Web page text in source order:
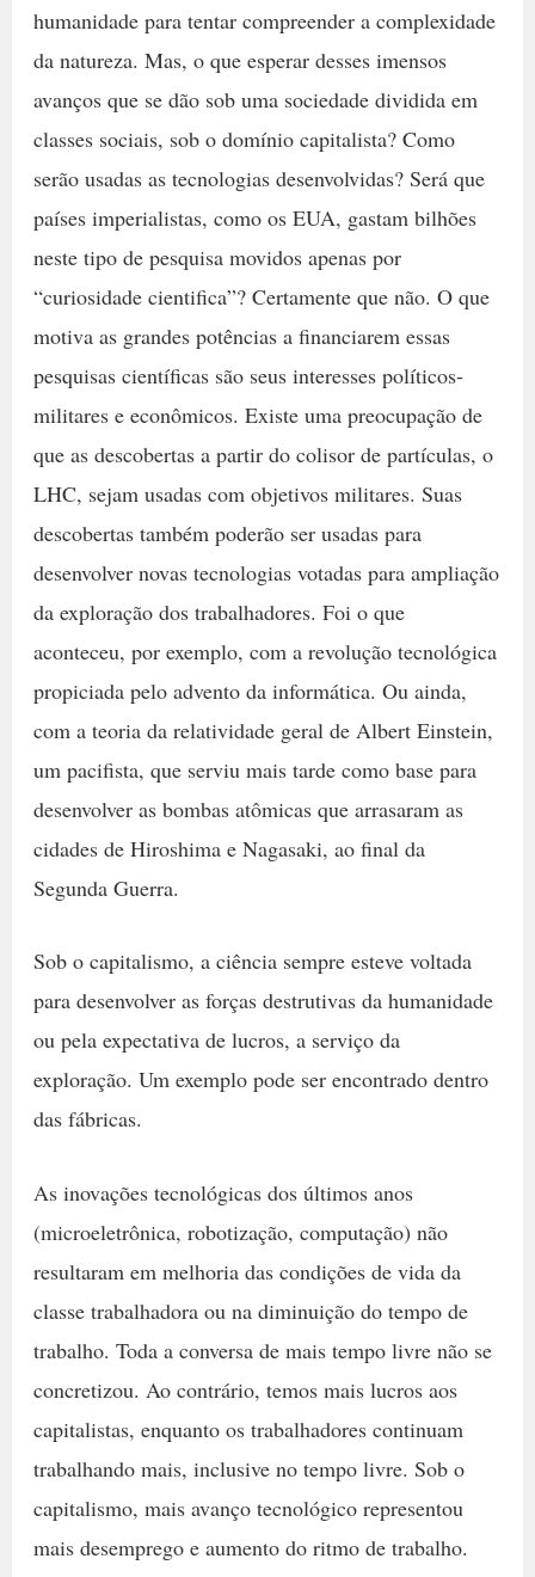
humanidade para tentar compreender a complexidade
da natureza. Mas, o que esperar desses imensos
avanços que se dão sob uma sociedade dividida em
classes sociais, sob o domínio capitalista? Como
serão usadas as tecnologias desenvolvidas? Será que
países imperialistas, como os EUA, gastam bilhões
neste tipo de pesquisa movidos apenas por
“curiosidade cientifica”? Certamente que não. O que
motiva as grandes potências a financiarem essas
pesquisas científicas são seus interesses políticos-
militares e econômicos. Existe uma preocupação de
que as descobertas a partir do colisor de partículas, o
LHC, sejam usadas com objetivos militares. Suas
descobertas também poderão ser usadas para
desenvolver novas tecnologias votadas para ampliação
da exploração dos trabalhadores. Foi o que
aconteceu, por exemplo, com a revolução tecnológica
propiciada pelo advento da informática. Ou ainda,
com a teoria da relatividade geral de Albert Einstein,
um pacifista, que serviu mais tarde como base para
desenvolver as bombas atômicas que arrasaram as
cidades de Hiroshima e Nagasaki, ao final da
Segunda Guerra.
Sob o capitalismo, a ciência sempre esteve voltada
para desenvolver as forças destrutivas da humanidade
ou pela expectativa de lucros, a serviço da
exploração. Um exemplo pode ser encontrado dentro
das fábricas.
As inovações tecnológicas dos últimos anos
(microeletrônica, robotização, computação) não
resultaram em melhoria das condições de vida da
classe trabalhadora ou na diminuição do tempo de
trabalho. Toda a conversa de mais tempo livre não se
concretizou. Ao contrário, temos mais lucros aos
capitalistas, enquanto os trabalhadores continuam
trabalhando mais, inclusive no tempo livre. Sob o
capitalismo, mais avanço tecnológico representou
mais desemprego e aumento do ritmo de trabalho.